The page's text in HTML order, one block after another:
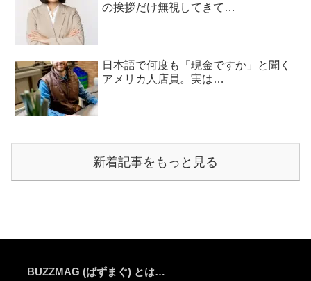
の挨拶だけ無視してきて…
日本語で何度も「現金ですか」と聞く
アメリカ人店員。実は…
新着記事をもっと見る
BUZZMAG (ばずまぐ) とは…